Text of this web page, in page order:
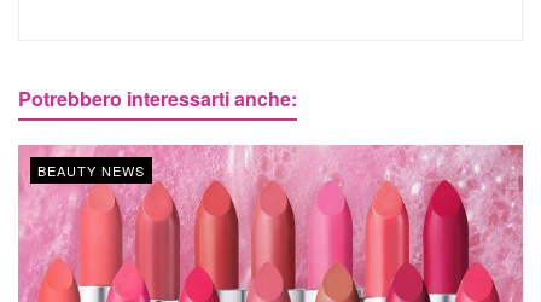
Potrebbero interessarti anche:
BEAUTY NEWS